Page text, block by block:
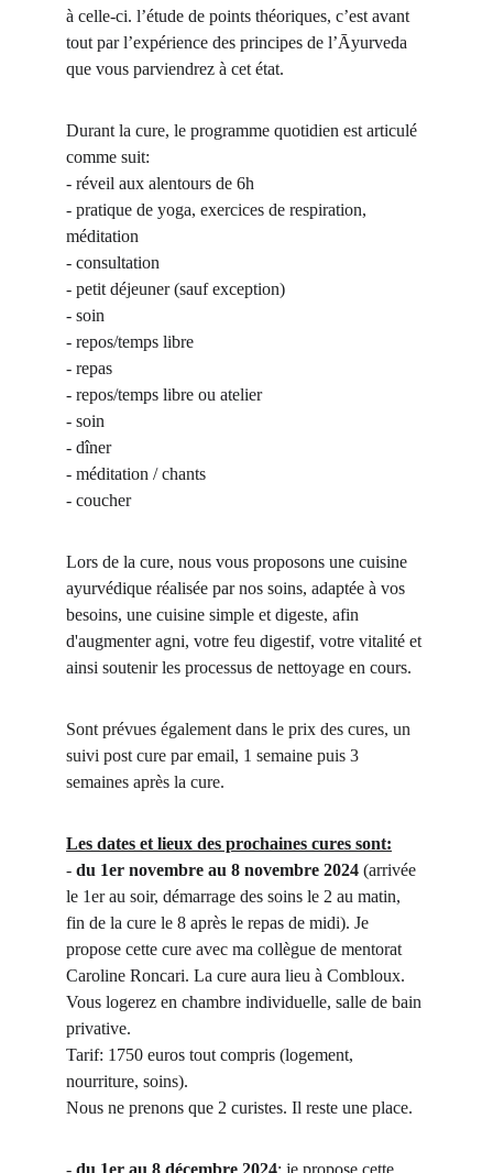
à celle-ci. l’étude de points théoriques, c’est avant
tout par l’expérience des principes de l’Āyurveda
que vous parviendrez à cet état.
Durant la cure, le programme quotidien est articulé
comme suit:
- réveil aux alentours de 6h
- pratique de yoga, exercices de respiration,
méditation
- consultation
- petit déjeuner (sauf exception)
- soin
- repos/temps libre
- repas
- repos/temps libre ou atelier
- soin
- dîner
- méditation / chants
- coucher
Lors de la cure, nous vous proposons une cuisine
ayurvédique réalisée par nos soins, adaptée à vos
besoins, une cuisine simple et digeste, afin
d'augmenter agni, votre feu digestif, votre vitalité et
ainsi soutenir les processus de nettoyage en cours.
Sont prévues également dans le prix des cures, un
suivi post cure par email, 1 semaine puis 3
semaines après la cure.
Les dates et lieux des prochaines cures sont:
- du 1er novembre au 8 novembre 2024 (arrivée
le 1er au soir, démarrage des soins le 2 au matin,
fin de la cure le 8 après le repas de midi). Je
propose cette cure avec ma collègue de mentorat
Caroline Roncari. La cure aura lieu à Combloux.
Vous logerez en chambre individuelle, salle de bain
privative.
Tarif: 1750 euros tout compris (logement,
nourriture, soins).
Nous ne prenons que 2 curistes. Il reste une place.
- du 1er au 8 décembre 2024: je propose cette